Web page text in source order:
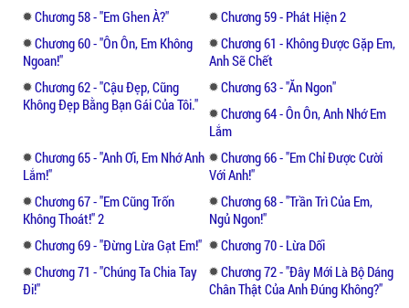
Chương 58 - "em Ghen À?"
Chương 59 - Phát Hiện 2
Chương 60 - "ôn Ôn, Em Không
Ngoan!"
Chương 61 - Không Được Gặp Em,
Anh Sẽ Chết
Chương 62 - "cậu Đẹp, Cũng
Không Đẹp Bằng Bạn Gái Của Tôi."
Chương 63 - "ăn Ngon"
Chương 64 - Ôn Ôn, Anh Nhớ Em
Lắm
Chương 65 - "anh Ơi, Em Nhớ Anh
Lắm!"
Chương 66 - "em Chỉ Được Cười
Với Anh!"
Chương 67 - "em Cũng Trốn
Không Thoát!" 2
Chương 68 - "trần Trì Của Em,
Ngủ Ngon!"
Chương 69 - "đừng Lừa Gạt Em!"
Chương 70 - Lừa Dối
Chương 71 - "chúng Ta Chia Tay
Đi!"
Chương 72 - "đây Mới Là Bộ Dáng
Chân Thật Của Anh Đúng Không?"